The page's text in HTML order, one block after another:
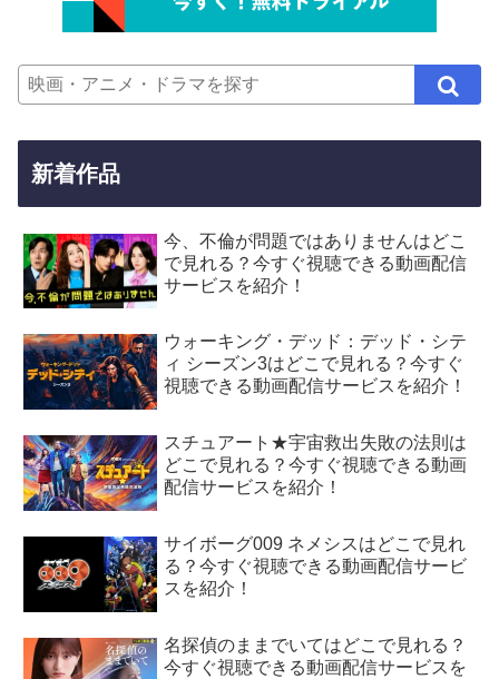
新着作品
今、不倫が問題ではありませんはどこ
で見れる？今すぐ視聴できる動画配信
サービスを紹介！
ウォーキング・デッド：デッド・シテ
ィ シーズン3はどこで見れる？今すぐ
視聴できる動画配信サービスを紹介！
スチュアート★宇宙救出失敗の法則は
どこで見れる？今すぐ視聴できる動画
配信サービスを紹介！
サイボーグ009 ネメシスはどこで見れ
る？今すぐ視聴できる動画配信サービ
スを紹介！
名探偵のままでいてはどこで見れる？
今すぐ視聴できる動画配信サービスを